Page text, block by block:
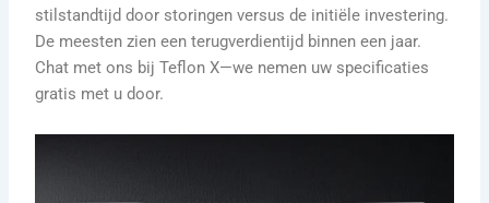
stilstandtijd door storingen versus de initiële investering.
De meesten zien een terugverdientijd binnen een jaar.
Chat met ons bij Teflon X—we nemen uw specificaties
gratis met u door.